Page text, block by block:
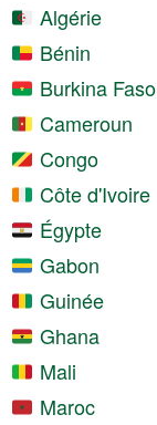
Algérie
Bénin
Burkina Faso
Cameroun
Congo
Côte d'Ivoire
Égypte
Gabon
Guinée
Ghana
Mali
Maroc